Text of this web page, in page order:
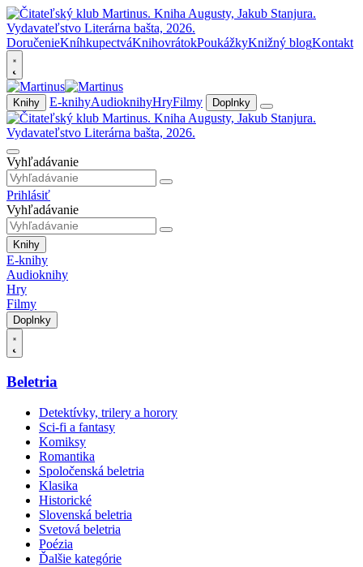
DoručenieKníhkupectváKnihovrátokPoukážkyKnižný blogKontakt
Knihy E-knihyAudioknihyHryFilmy Doplnky
Vyhľadávanie
Prihlásiť
Vyhľadávanie
Knihy
E-knihy
Audioknihy
Hry
Filmy
Doplnky
Beletria
Detektívky, trilery a horory
Sci-fi a fantasy
Komiksy
Romantika
Spoločenská beletria
Klasika
Historické
Slovenská beletria
Svetová beletria
Poézia
Ďalšie kategórie